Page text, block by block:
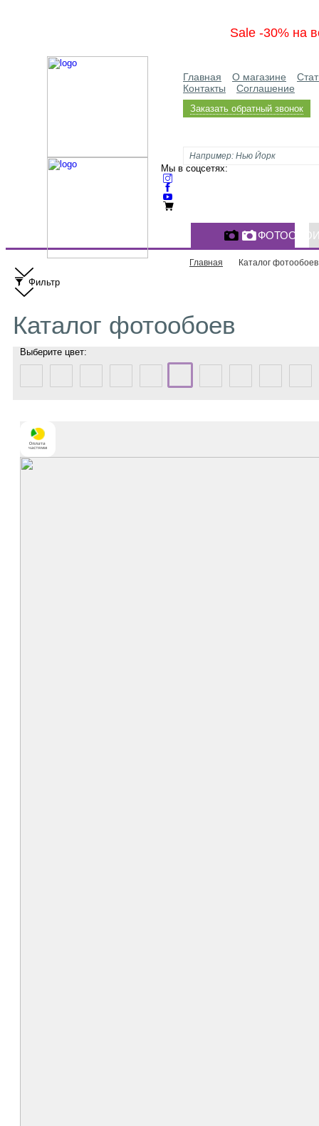
Sale -30% на
Главная О магазине
Контакты
Соглашение
Заказать обратный звонок
Мы в соцсетях:
Главная Каталог фотообоев
Фильтр
Каталог фотообоев
Выберите цвет: